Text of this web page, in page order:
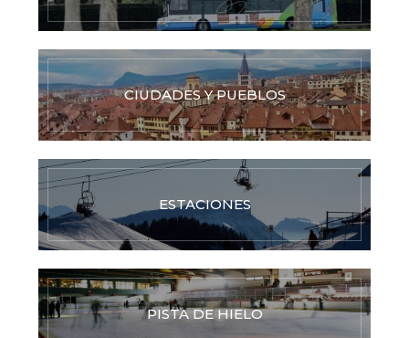
CIUDADES Y PUEBLOS
ESTACIONES
PISTA DE HIELO